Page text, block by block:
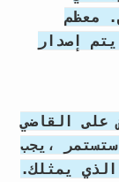
معظم
إصدار
على القاضي
،يجب
يمثلك.